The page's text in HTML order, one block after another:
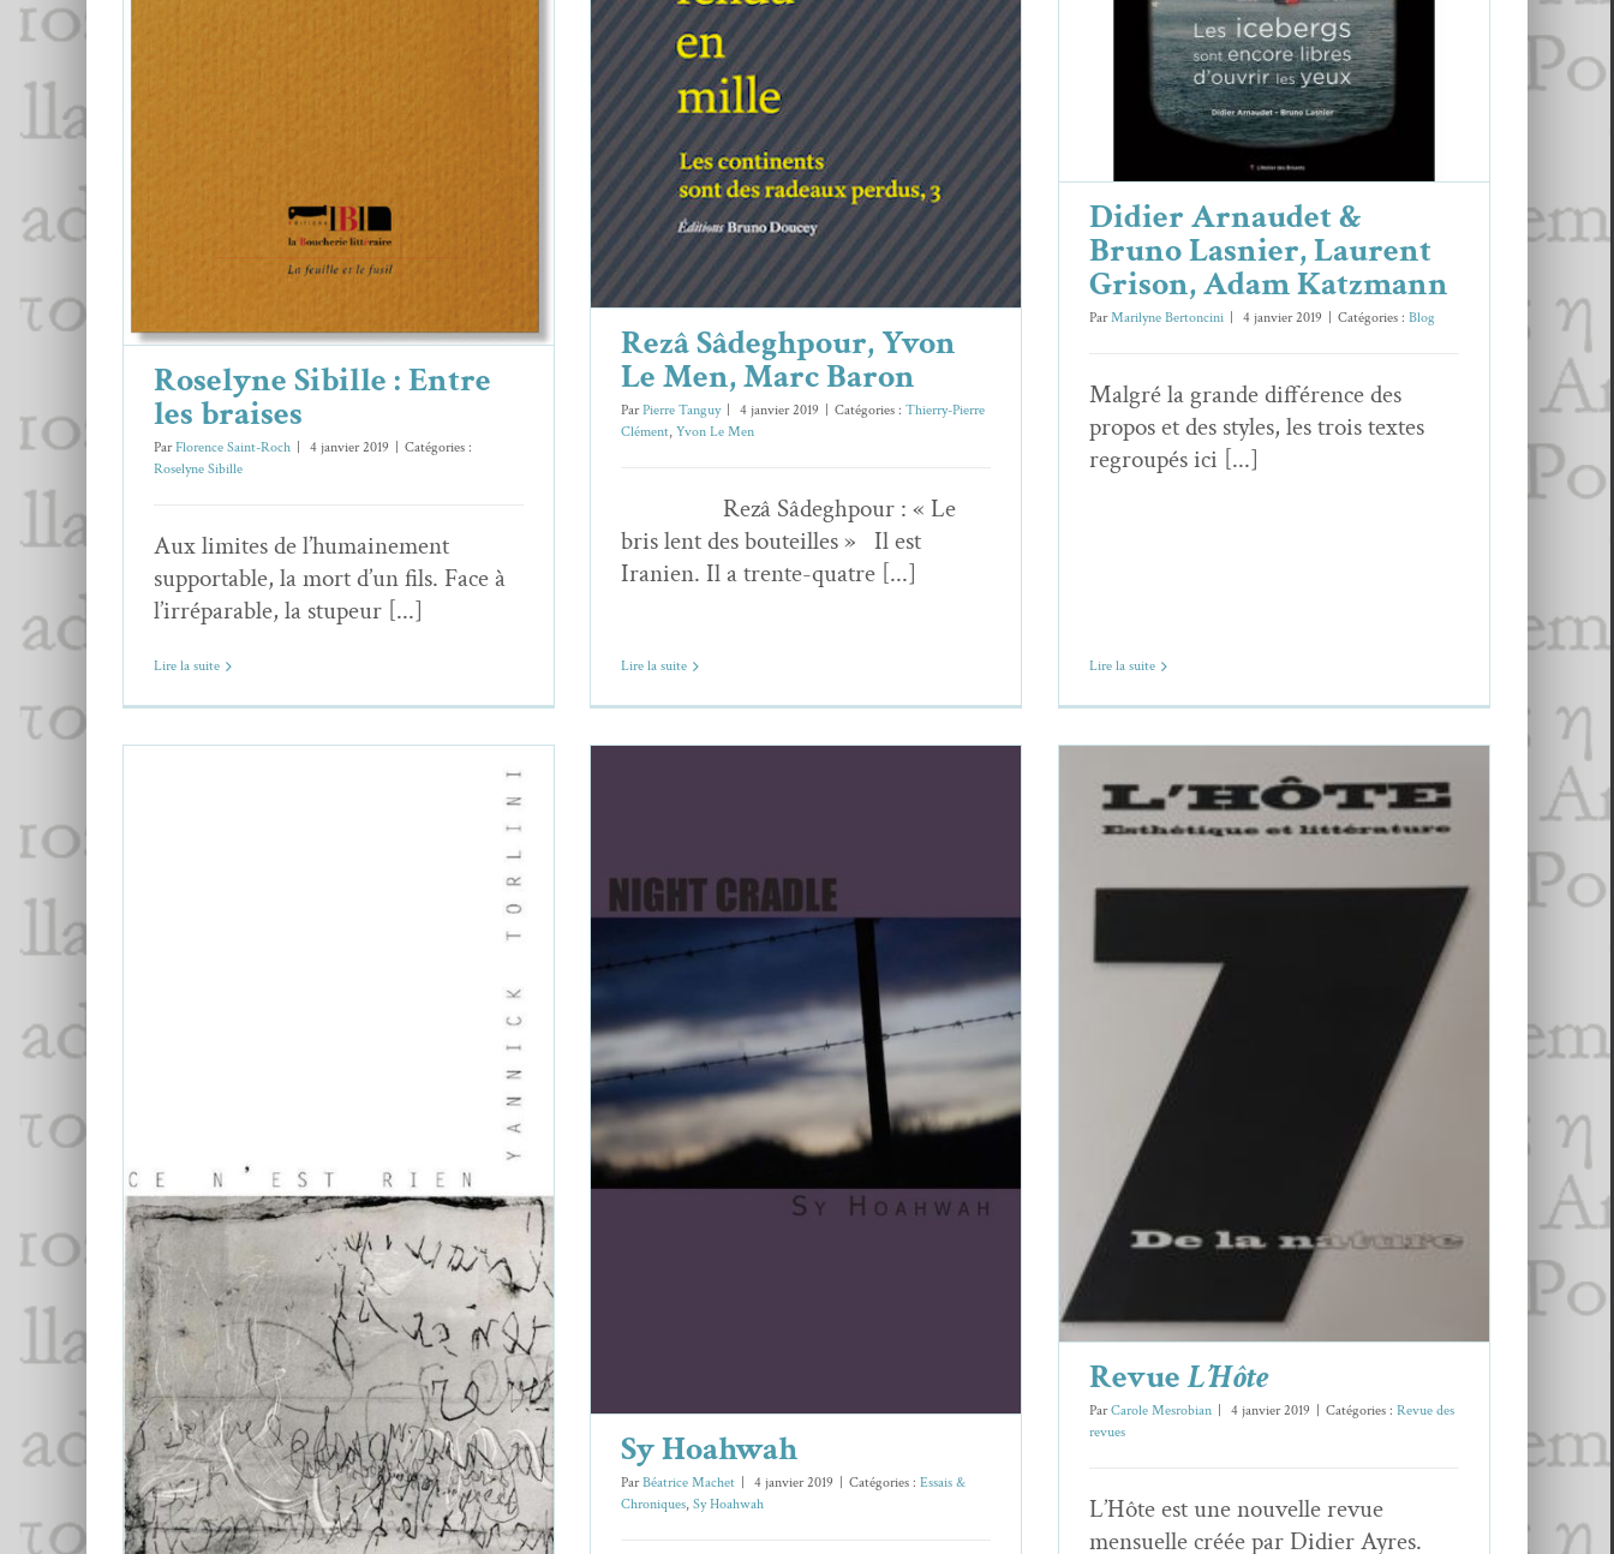
Roselyne Sibille : Entre
les braises
ParFlorence Saint-Roch 4 janvier 2019
Catégories :
Roselyne Sibille
Aux limites de l’humainement
supportable, la mort d’un fils. Face à
l’irréparable, la stupeur [...]
Lire la suite
Rezâ Sâdeghpour, Yvon Le Men,
Marc Baron
Thierry-Pierre Clément Yvon Le Men
Rezâ Sâdeghpour, Yvon
Le Men, Marc Baron
ParPierre Tanguy 4 janvier 2019 Catégories : Thierry-Pierre
Clément, Yvon Le Men
Rezâ Sâdeghpour : « Le
bris lent des bouteilles » Il est
Iranien. Il a trente-quatre [...]
Lire la suite
Blog
Didier Arnaudet &
Bruno Lasnier, Laurent
Grison, Adam Katzmann
ParMarilyne Bertoncini 4 janvier 2019 Catégories : Blog
Malgré la grande différence des
propos et des styles, les trois textes
regroupés ici [...]
Lire la suite
Yannick Torlini, Bernard Desportes,
Carole Carcillo Mesrobian
Carole Carcillo Mesrobian Yannick Torlini
Sy Hoahwah
Essais & Chroniques Sy Hoahwah
Sy Hoahwah
ParBéatrice Machet 4 janvier 2019 Catégories : Essais &
Chroniques, Sy Hoahwah
RevueL’Hôte
ParCarole Mesrobian 4 janvier 2019 Catégories : Revue des
revues
L’Hôte est une nouvelle revue
mensuelle créée par Didier Ayres.